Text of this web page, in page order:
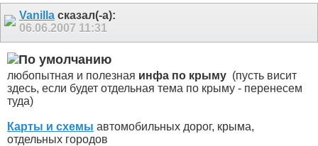
Vanilla сказал(-а):
06.06.2007 11:31
любопытная и полезная инфа по крыму (пусть висит
здесь, если будет отдельная тема по крыму - перенесем
туда)
Карты и схемы автомобильных дорог, крыма,
отдельных городов